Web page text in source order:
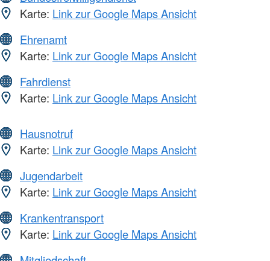
Karte: Link zur Google Maps Ansicht
Ehrenamt
Karte: Link zur Google Maps Ansicht
Fahrdienst
Karte: Link zur Google Maps Ansicht
Hausnotruf
Karte: Link zur Google Maps Ansicht
Jugendarbeit
Karte: Link zur Google Maps Ansicht
Krankentransport
Karte: Link zur Google Maps Ansicht